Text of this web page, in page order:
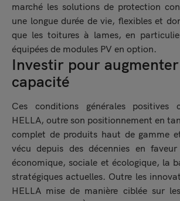
marché les solutions de protection
une longue durée de vie, flexibles et
que les toitures à lames, en
équipées de modules PV en option.
Investir pour
capacité
Ces conditions générales positives
HELLA, outre son positionnement en
complet de produits haut de gamme
vécu depuis des décennies en
économique, sociale et écologique, la
stratégiques actuelles. Outre les
HELLA mise de manière ciblée sur